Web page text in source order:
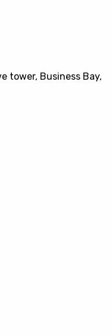
tower, Business Bay,